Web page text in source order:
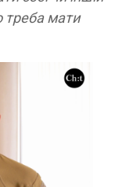
треба мати